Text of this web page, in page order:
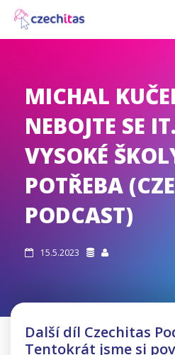
MICHAL
NEBOJTE SE
VYSOKÉ
POTŘEBA
PODCAST)
 15.5.2023  
Další díl Czechitas
Tentokrát jsme si